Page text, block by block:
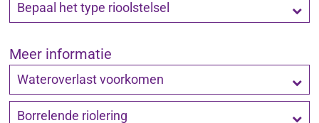
Bepaal het type rioolstelsel
Meer informatie
Wateroverlast voorkomen
Borrelende riolering